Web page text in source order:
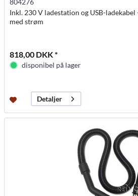
804276
Inkl. 230 V ladestation og USB-ladekabel
med strøm
818,00 DKK *
disponibel på lager
Detaljer